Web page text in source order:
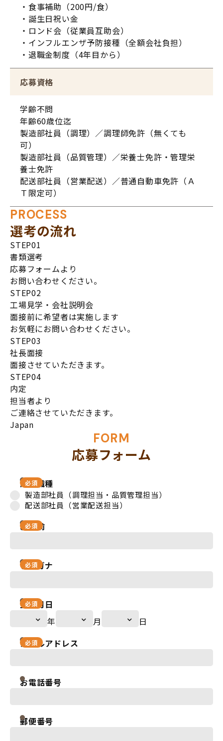
・食事補助（200円/食）
・誕生日祝い金
・ロンド会（従業員互助会）
・インフルエンザ予防接種（全額会社負担）
・退職金制度（4年目から）
応募資格
学齢不問
年齢60歳位迄
製造部社員（調理）／調理師免許（無くても
可）
製造部社員（品質管理）／栄養士免許・管理栄
養士免許
配送部社員（営業配送）／普通自動車免許（Ａ
Ｔ限定可）
PROCESS
選考の流れ
STEP01
書類選考
応募フォームより
お問い合わせください。
STEP02
工場見学・会社説明会
面接前に希望者は実施します
お気軽にお問い合わせください。
STEP03
社長面接
面接させていただきます。
STEP04
内定
担当者より
ご連絡させていただきます。
Japan
FORM
応募フォーム
応募職種
必須
製造部社員（調理担当・品質管理担当）
配送部社員（営業配送担当）
お名前
必須
フリガナ
必須
生年月日
必須
年 月
日
メールアドレス
必須
お電話番号
郵便番号